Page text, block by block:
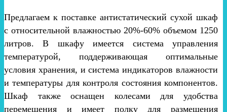
Предлагаем к поставке антистатический сухой шкаф
с относительной влажностью 20%-60% объемом 1250
литров. В шкафу имеется система управления
температурой, поддерживающая оптимальные
условия хранения, и система индикаторов влажности
и температуры для контроля состояния компонентов.
Шкаф также оснащен колесами для удобства
перемещения и имеет полку для размещения